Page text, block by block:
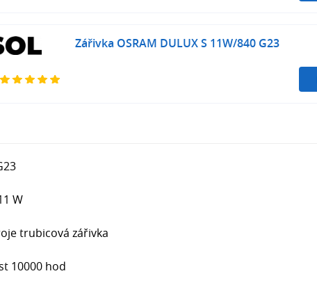
Zářivka OSRAM DULUX S 11W/840 G23
W
trubicová zářivka
10000 hod